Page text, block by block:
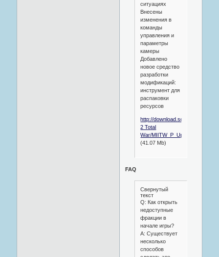
ситуациях
Внесены
изменения в
команды
управления и
параметры
камеры
Добавлено
новое средство
разработки
модификаций:
инструмент для
распаковки
ресурсов
http://download.softclub.ru/pub/
2 Total
War/MIITW_P_Update1_RU.exe
(41.07 Mb)
FAQ
Свернутый
текст
Q: Как открыть
недоступные
фракции в
начале игры?
A: Существует
несколько
способов